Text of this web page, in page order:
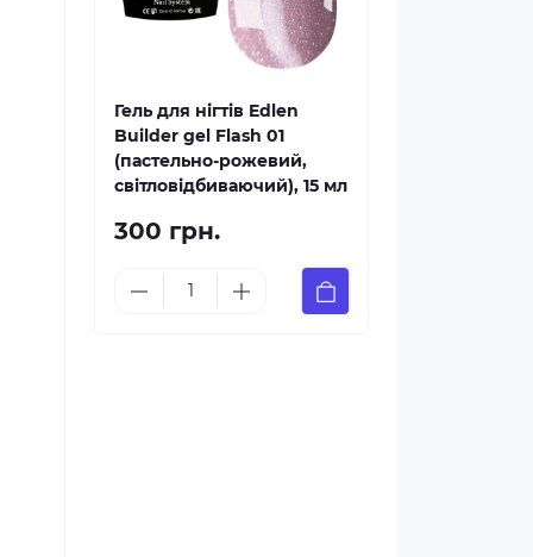
Гель для нігтів Edlen
Builder gel Flash 01
(пастельно-рожевий,
світловідбиваючий), 15 мл
300 грн.